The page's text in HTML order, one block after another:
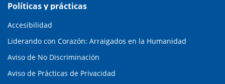
Políticas y prácticas
Accesibilidad
Liderando con Corazón: Arraigados en la Humanidad
Aviso de No Discriminación
Aviso de Prácticas de Privacidad